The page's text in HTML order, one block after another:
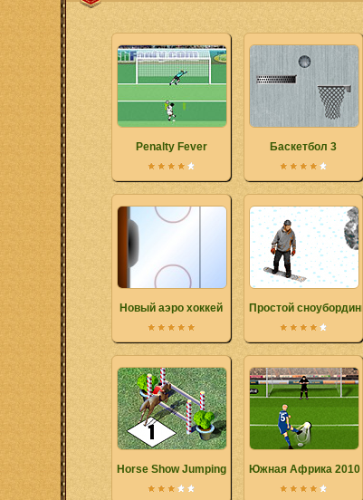
Penalty Fever Баскетбол 3
Новый аэро хоккей Простой сноубординг
Horse Show Jumping Южная Африка 2010